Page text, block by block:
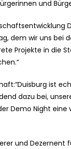
und
dem wir uns bei
Projekte in die
ist
dazu bei,
Demo Night
und Dezernent